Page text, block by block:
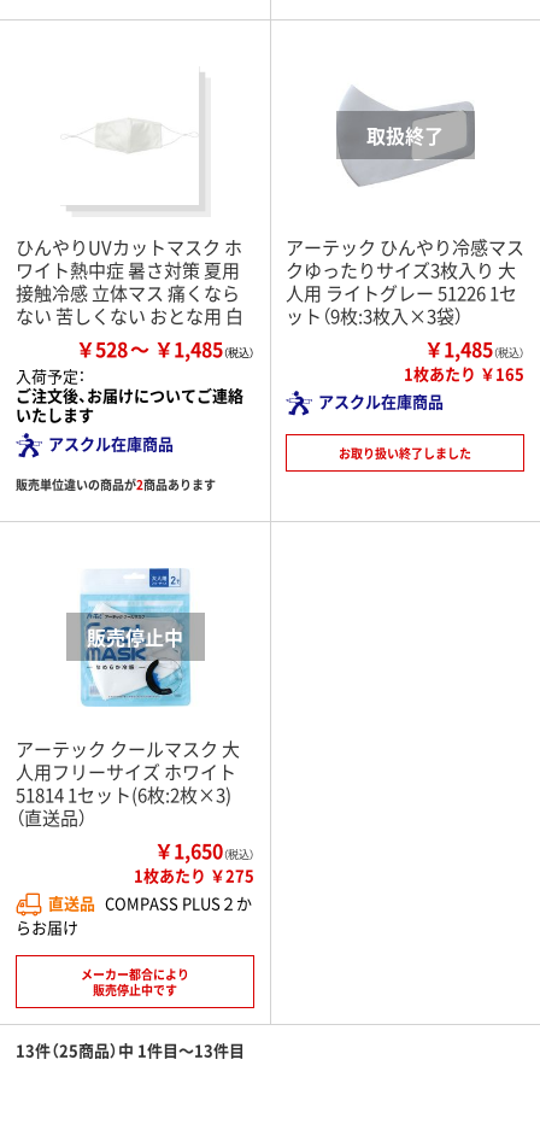
ひんやりUVカットマスク ホ
ワイト熱中症 暑さ対策 夏用
接触冷感 立体マス 痛くなら
ない 苦しくない おとな用 白
￥528 ￥1,485
入荷予定：
ご注文後、お届けについてご連絡
いたします
アスクル在庫商品
販売単位違いの商品が2商品あります
アーテック ひんやり冷感マス
クゆったりサイズ3枚入り 大
人用 ライトグレー 51226 1セ
ット（9枚:3枚入×3袋）
￥1,485（税込）
1枚あたり ￥165
アスクル在庫商品
お取り扱い終了しました
アーテック クールマスク 大
人用フリーサイズ ホワイト
51814 1セット(6枚:2枚×3)
（直送品）
￥1,650（税込）
1枚あたり ￥275
直送品 COMPASS PLUS２か
らお届け
メーカー都合により
販売停止中です
13件（25商品）中 1件目～13件目